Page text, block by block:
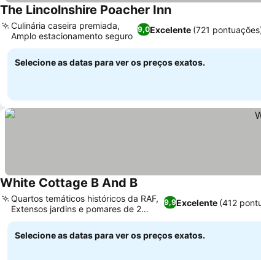
The Lincolnshire Poacher Inn
9,0Excelente (721
Culinária caseira premiada,
Amplo estacionamento seguro
Selecione as datas para ver os preços exatos.
White Cottage B And B
9,9Excelente (412
Quartos temáticos históricos da RAF,
Extensos jardins e pomares de 2
acres
Selecione as datas para ver os preços exatos.